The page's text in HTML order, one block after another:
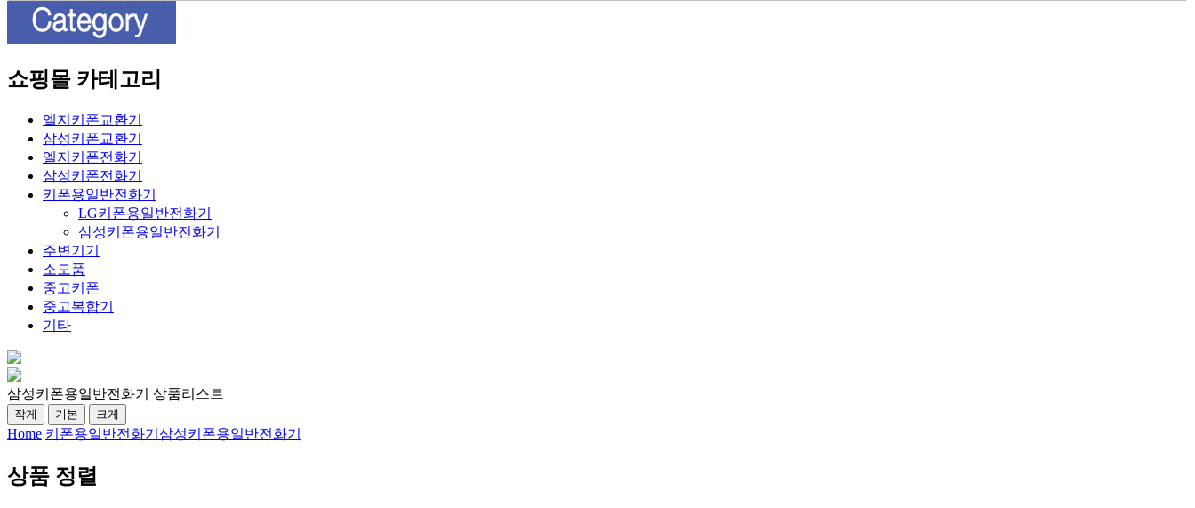
쇼핑몰 카테고리
엘지키폰교환기
삼성키폰교환기
엘지키폰전화기
삼성키폰전화기
키폰용일반전화기
LG키폰용일반전화기
삼성키폰용일반전화기
주변기기
소모품
중고키폰
중고복합기
기타
삼성키폰용일반전화기 상품리스트
작게 기본 크게
Home 키폰용일반전화기 삼성키폰용일반전화기
상품 정렬